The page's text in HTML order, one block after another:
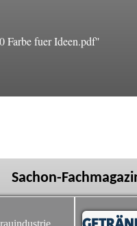
fuer Ideen.pdf"
Sachon-